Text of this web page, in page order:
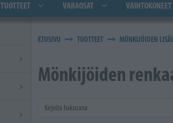
TUOTTEET VARAOSAT VAIHTOKONEET
ETUSIVU TUOTTEET MÖNKIJÖIDEN
Mönkijöiden
Kirjoita hakusana